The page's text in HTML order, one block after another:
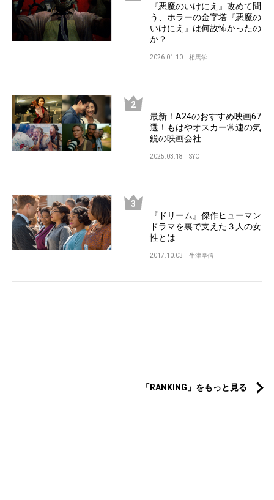
『悪魔のいけにえ』改めて問
う、ホラーの金字塔『悪魔の
いけにえ』は何故怖かったの
か？
2026.01.10 相馬学
最新！A24のおすすめ映画67
選！もはやオスカー常連の気
鋭の映画会社
2025.03.18 SYO
『ドリーム』傑作ヒューマン
ドラマを裏で支えた３人の女
性とは
2017.10.03 牛津厚信
「RANKING」をもっと見る